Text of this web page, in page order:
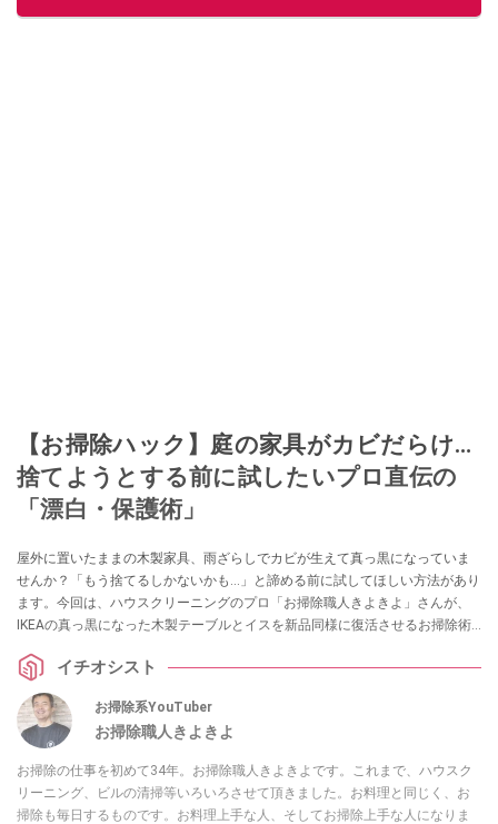
【お掃除ハック】庭の家具がカビだらけ…
捨てようとする前に試したいプロ直伝の
「漂白・保護術」
屋外に置いたままの木製家具、雨ざらしでカビが生えて真っ黒になっていま
せんか？「もう捨てるしかないかも…」と諦める前に試してほしい方法があり
ます。今回は、ハウスクリーニングのプロ「お掃除職人きよきよ」さんが、
IKEAの真っ黒になった木製テーブルとイスを新品同様に復活させるお掃除術
驚きの復活劇は必見です。
イチオシスト
お掃除系YouTuber
お掃除職人きよきよ
お掃除の仕事を初めて34年。お掃除職人きよきよです。これまで、ハウスク
リーニング、ビルの清掃等いろいろさせて頂きました。お料理と同じく、お
掃除も毎日するものです。お料理上手な人、そしてお掃除上手な人になりま